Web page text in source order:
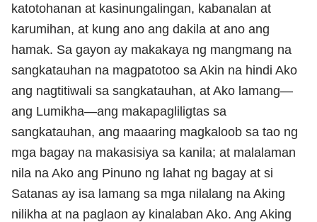
katotohanan at kasinungalingan, kabanalan at
karumihan, at kung ano ang dakila at ano ang
hamak. Sa gayon ay makakaya ng mangmang na
sangkatauhan na magpatotoo sa Akin na hindi Ako
ang nagtitiwali sa sangkatauhan, at Ako lamang—
ang Lumikha—ang makapagliligtas sa
sangkatauhan, ang maaaring magkaloob sa tao ng
mga bagay na makasisiya sa kanila; at malalaman
nila na Ako ang Pinuno ng lahat ng bagay at si
Satanas ay isa lamang sa mga nilalang na Aking
nilikha at na paglaon ay kinalaban Ako. Ang Aking